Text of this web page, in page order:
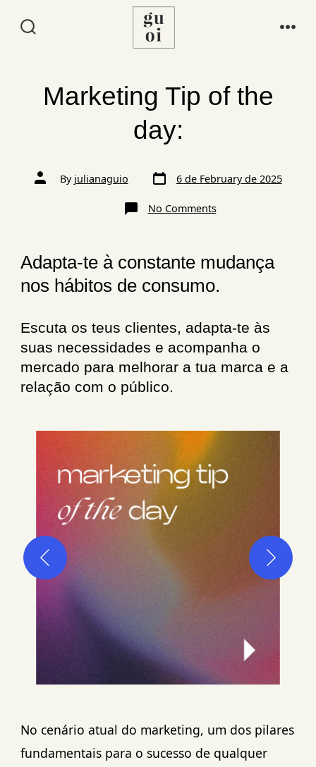
Marketing Tip of the
day:
By julianaguio 6 de February de 2025
No Comments
Adapta-te à constante mudança
nos hábitos de consumo.
Escuta os teus clientes, adapta-te às
suas necessidades e acompanha o
mercado para melhorar a tua marca e a
relação com o público.
No cenário atual do marketing, um dos pilares
fundamentais para o sucesso de qualquer